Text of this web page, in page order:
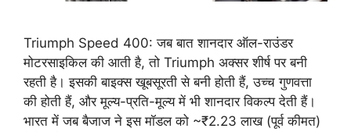
Triumph Speed 400: जब बात शानदार ऑल-राउंडर
मोटरसाइकिल की आती है, तो Triumph अक्सर शीर्ष पर बनी
रहती है। इसकी बाइक्स खूबसूरती से बनी होती हैं, उच्च गुणवत्ता
की होती हैं, और मूल्य-प्रति-मूल्य में भी शानदार विकल्प देती हैं।
भारत में जब बैजाज ने इस मॉडल को ~₹2.23 लाख (पूर्व कीमत)